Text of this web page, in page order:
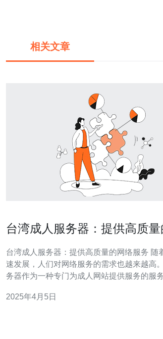
相关文章
台湾成人服务器：提供高质量
台湾成人服务器：提供高质量的网络服务 随着互联网的快
速发展，人们对网络服务的需求也越来越高
务器作为一种专门为成人网站提供服务的服
服务器的特点和优势。 台湾成人服务器的特点如下： 稳定
2025年4月5日